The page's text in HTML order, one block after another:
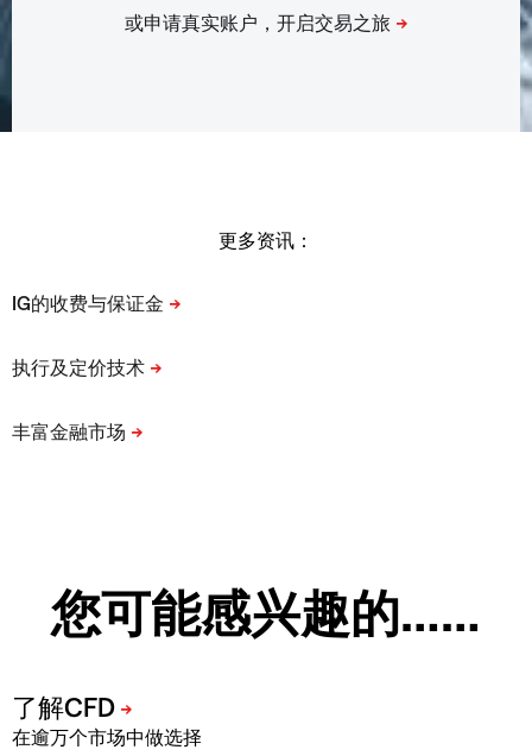
更多资讯：
您可能感兴趣的……
在逾万个市场中做选择